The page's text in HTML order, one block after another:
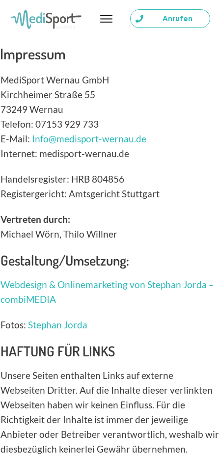
Anrufen
Impressum
MediSport Wernau GmbH
Kirchheimer Straße 55
73249 Wernau
Telefon: 07153 929 733
E-Mail: Info@medisport-wernau.de
Internet: medisport-wernau.de
Handelsregister: HRB 804856
Registergericht: Amtsgericht Stuttgart
Vertreten durch:
Michael Wörn, Thilo Willner
Gestaltung/Umsetzung:
Webdesign & Onlinemarketing von Stephan Jorda –
combiMEDIA
Fotos: Stephan Jorda
HAFTUNG FÜR LINKS
Unsere Seiten enthalten Links auf externe
Webseiten Dritter. Auf die Inhalte dieser verlinkten
Webseiten haben wir keinen Einfluss. Für die
Richtigkeit der Inhalte ist immer der jeweilige
Anbieter oder Betreiber verantwortlich, weshalb wir
diesbezüglich keinerlei Gewähr übernehmen.